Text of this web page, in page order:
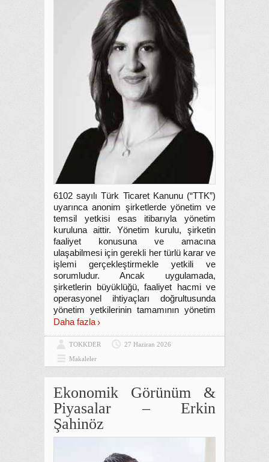
6102 sayılı Türk Ticaret Kanunu (“TTK”)
uyarınca anonim şirketlerde yönetim ve
temsil yetkisi esas itibarıyla yönetim
kuruluna aittir. Yönetim kurulu, şirketin
faaliyet konusuna ve amacına
ulaşabilmesi için gerekli her türlü karar ve
işlemi gerçekleştirmekle yetkili ve
sorumludur. Ancak uygulamada,
şirketlerin büyüklüğü, faaliyet hacmi ve
operasyonel ihtiyaçları doğrultusunda
yönetim yetkilerinin tamamının yönetim
Daha fazla
TOKKDER
27 Haziran 2026
Makaleler
Ekonomik Görünüm &
Piyasalar – Erkin
Şahinöz